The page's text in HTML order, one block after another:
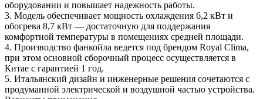
оборудовании и повышает надежность работы.
3. Модель обеспечивает мощность охлаждения 6,2 кВт и
обогрева 8,7 кВт — достаточную для поддержания
комфортной температуры в помещениях средней площади.
4. Производство фанкойла ведется под брендом Royal Clima,
при этом основной сборочный процесс осуществляется в
Китае с гарантией 1 год.
5. Итальянский дизайн и инженерные решения сочетаются с
продуманной электрической и воздушной частью устройства.